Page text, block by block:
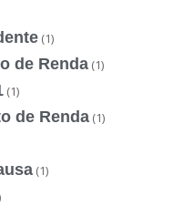
(1)
de Renda (1)
(1)
de Renda (1)
(1)